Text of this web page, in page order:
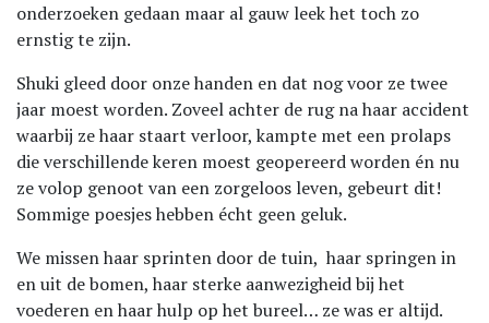
onderzoeken gedaan maar al gauw leek het toch zo
ernstig te zijn.
Shuki gleed door onze handen en dat nog voor ze twee
jaar moest worden. Zoveel achter de rug na haar accident
waarbij ze haar staart verloor, kampte met een prolaps
die verschillende keren moest geopereerd worden én nu
ze volop genoot van een zorgeloos leven, gebeurt dit!
Sommige poesjes hebben écht geen geluk.
We missen haar sprinten door de tuin, haar springen in
en uit de bomen, haar sterke aanwezigheid bij het
voederen en haar hulp op het bureel… ze was er altijd.